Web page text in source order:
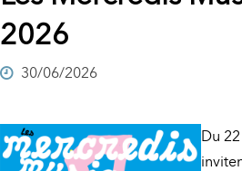
2026
30/06/2026
Du